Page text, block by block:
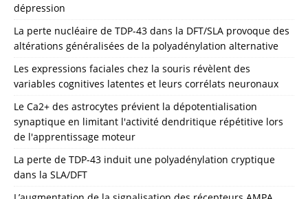
dépression
La perte nucléaire de TDP-43 dans la DFT/SLA provoque des
altérations généralisées de la polyadénylation alternative
Les expressions faciales chez la souris révèlent des
variables cognitives latentes et leurs corrélats neuronaux
Le Ca2+ des astrocytes prévient la dépotentialisation
synaptique en limitant l'activité dendritique répétitive lors
de l'apprentissage moteur
La perte de TDP-43 induit une polyadénylation cryptique
dans la SLA/DFT